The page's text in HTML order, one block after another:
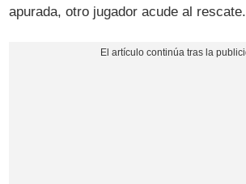
apurada, otro jugador acude al rescate.